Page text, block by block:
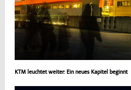
KTM leuchtet weiter: Ein neues Kapitel beginnt